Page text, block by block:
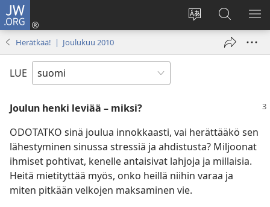
JW.ORG
Vaihda
sivuston
Kirjaudu
(avaa
Hae
JW.ORG-
sivustolta
Herätkää! | Joulukuu 2010
LUE
Joulun henki leviää – miksi?
ODOTATKO sinä joulua innokkaasti, vai herättääkö sen
lähestyminen sinussa stressiä ja ahdistusta? Miljoonat
ihmiset pohtivat, kenelle antaisivat lahjoja ja millaisia.
Heitä mietityttää myös, onko heillä niihin varaa ja
miten pitkään velkojen maksaminen vie.